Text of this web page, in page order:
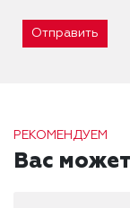
Отправить
РЕКОМЕНДУЕМ
Вас